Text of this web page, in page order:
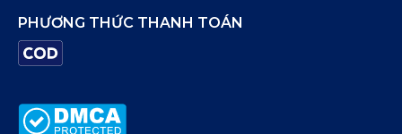
PHƯƠNG THỨC THANH TOÁN